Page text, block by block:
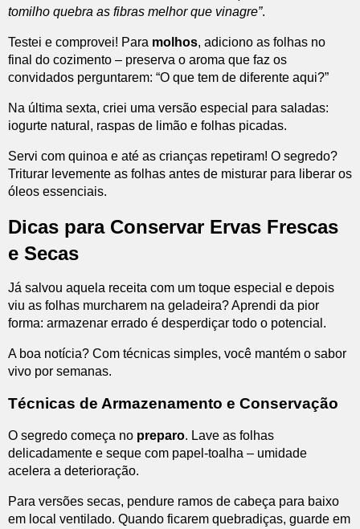
tomilho quebra as fibras melhor que vinagre”.
Testei e comprovei! Para molhos, adiciono as folhas no
final do cozimento – preserva o aroma que faz os
convidados perguntarem: “O que tem de diferente aqui?”
Na última sexta, criei uma versão especial para saladas:
iogurte natural, raspas de limão e folhas picadas.
Servi com quinoa e até as crianças repetiram! O segredo?
Triturar levemente as folhas antes de misturar para liberar os
óleos essenciais.
Dicas para Conservar Ervas Frescas
e Secas
Já salvou aquela receita com um toque especial e depois
viu as folhas murcharem na geladeira? Aprendi da pior
forma: armazenar errado é desperdiçar todo o potencial.
A boa notícia? Com técnicas simples, você mantém o sabor
vivo por semanas.
Técnicas de Armazenamento e Conservação
O segredo começa no preparo. Lave as folhas
delicadamente e seque com papel-toalha – umidade
acelera a deterioração.
Para versões secas, pendure ramos de cabeça para baixo
em local ventilado. Quando ficarem quebradiças, guarde em